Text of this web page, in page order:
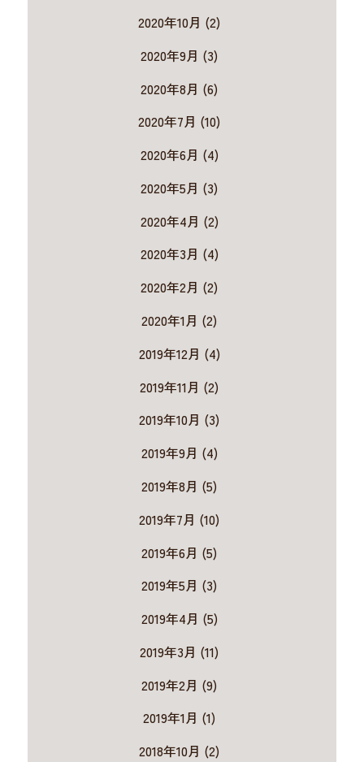
2020年10月 (2)
2020年9月 (3)
2020年8月 (6)
2020年7月 (10)
2020年6月 (4)
2020年5月 (3)
2020年4月 (2)
2020年3月 (4)
2020年2月 (2)
2020年1月 (2)
2019年12月 (4)
2019年11月 (2)
2019年10月 (3)
2019年9月 (4)
2019年8月 (5)
2019年7月 (10)
2019年6月 (5)
2019年5月 (3)
2019年4月 (5)
2019年3月 (11)
2019年2月 (9)
2019年1月 (1)
2018年10月 (2)